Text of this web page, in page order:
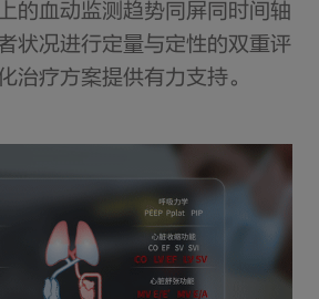
的血动监测趋势同屏同时间轴
状况进行定量与定性的双重评
治疗方案提供有力支持。